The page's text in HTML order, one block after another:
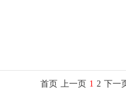
首页 上一页 1 2 下一